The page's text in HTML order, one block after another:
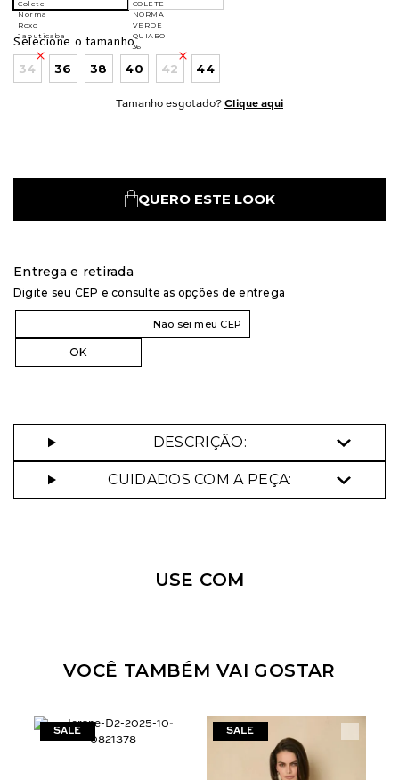
Selecione o tamanho que você deseja:
Selecione o tamanho
34 36 38 40 42 44
Tamanho esgotado? Clique aqui
QUERO ESTE LOOK
Entrega e retirada
Digite seu CEP e consulte as opções de entrega
Não sei meu CEP
DESCRIÇÃO:
CUIDADOS COM A PEÇA:
USE COM
VOCÊ TAMBÉM VAI GOSTAR